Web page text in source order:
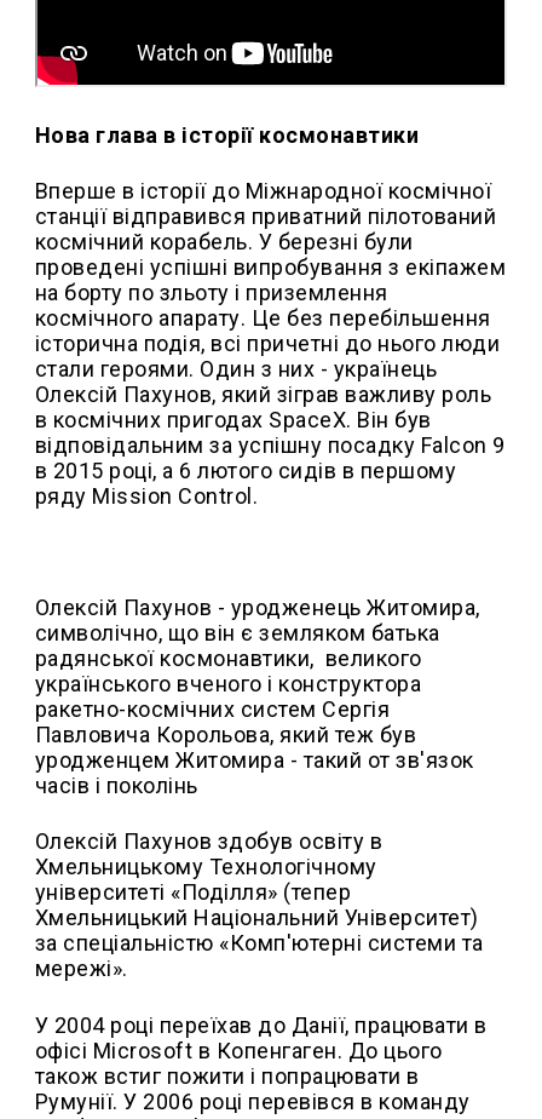
Нова глава в історії космонавтики
Вперше в історії до Міжнародної космічної
станції відправився приватний пілотований
космічний корабель. У березні були
проведені успішні випробування з екіпажем
на борту по зльоту і приземлення
космічного апарату. Це без перебільшення
історична подія, всі причетні до нього люди
стали героями. Один з них - українець
Олексій Пахунов, який зіграв важливу роль
в космічних пригодах SpaceX. Він був
відповідальним за успішну посадку Falcon 9
в 2015 році, а 6 лютого сидів в першому
ряду Mission Control.
Олексій Пахунов - уродженець Житомира,
символічно, що він є земляком батька
радянської космонавтики, великого
українського вченого і конструктора
ракетно-космічних систем Сергія
Павловича Корольова, який теж був
уродженцем Житомира - такий от зв'язок
часів і поколінь
Олексій Пахунов здобув освіту в
Хмельницькому Технологічному
університеті «Поділля» (тепер
Хмельницький Національний Університет)
за спеціальністю «Комп'ютерні системи та
мережі».
У 2004 році переїхав до Данії, працювати в
офісі Microsoft в Копенгаген. До цього
також встиг пожити і попрацювати в
Румунії. У 2006 році перевівся в команду